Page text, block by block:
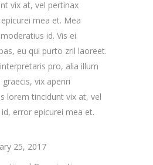
vix at, vel pertinax
mea et. Mea
id. Vis ei
eu qui purto zril laoreet.
pro, alia illum
vix aperiri
lorem tincidunt vix at, vel
error epicurei mea et.
25, 2017